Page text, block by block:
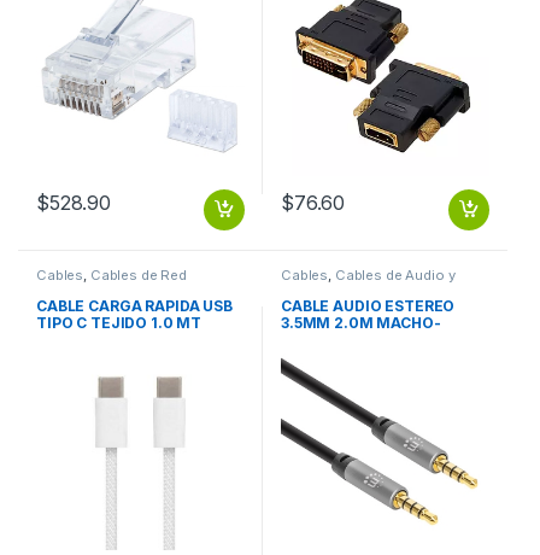
$528.90 $76.60
Cables, Cables de Red
CABLE CARGA RAPIDA USB
TIPO C TEJIDO 1.0 MT
Cables, Cables de Audio y
CABLE AUDIO ESTEREO
3.5MM 2.0M MACHO-